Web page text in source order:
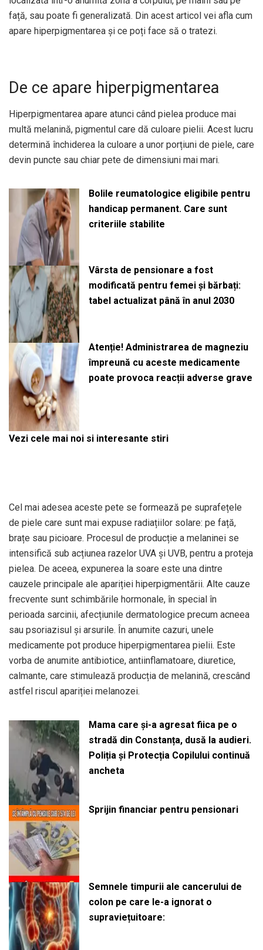
față, sau poate fi generalizată. Din acest articol vei afla cum
apare hiperpigmentarea și ce poți face să o tratezi.
De ce apare hiperpigmentarea
Hiperpigmentarea apare atunci când pielea produce mai
multă melanină, pigmentul care dă culoare pielii. Acest lucru
determină închiderea la culoare a unor porțiuni de piele, care
devin puncte sau chiar pete de dimensiuni mai mari.
Bolile reumatologice eligibile pentru
handicap permanent. Care sunt
criteriile stabilite
Vârsta de pensionare a fost
modificată pentru femei și bărbați:
tabel actualizat până în anul 2030
Atenție! Administrarea de magneziu
împreună cu aceste medicamente
poate provoca reacții adverse grave
Vezi cele mai noi si interesante stiri
Cel mai adesea aceste pete se formează pe suprafețele
de piele care sunt mai expuse radiațiilor solare: pe față,
brațe sau picioare. Procesul de producție a melaninei se
intensifică sub acțiunea razelor UVA și UVB, pentru a proteja
pielea. De aceea, expunerea la soare este una dintre
cauzele principale ale apariției hiperpigmentării. Alte cauze
frecvente sunt schimbările hormonale, în special în
perioada sarcinii, afecțiunile dermatologice precum acneea
sau psoriazisul și arsurile. În anumite cazuri, unele
medicamente pot produce hiperpigmentarea pielii. Este
vorba de anumite antibiotice, antiinflamatoare, diuretice,
calmante, care stimulează producția de melanină, crescând
astfel riscul apariției melanozei.
Mama care și-a agresat fiica pe o
stradă din Constanța, dusă la audieri.
Poliția și Protecția Copilului continuă
ancheta
Sprijin financiar pentru pensionari
Semnele timpurii ale cancerului de
colon pe care le-a ignorat o
supraviețuitoare: